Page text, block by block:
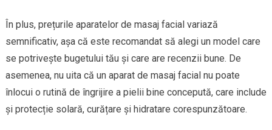
În plus, prețurile aparatelor de masaj facial variază
semnificativ, așa că este recomandat să alegi un model care
se potrivește bugetului tău și care are recenzii bune. De
asemenea, nu uita că un aparat de masaj facial nu poate
înlocui o rutină de îngrijire a pielii bine concepută, care include
și protecție solară, curățare și hidratare corespunzătoare.